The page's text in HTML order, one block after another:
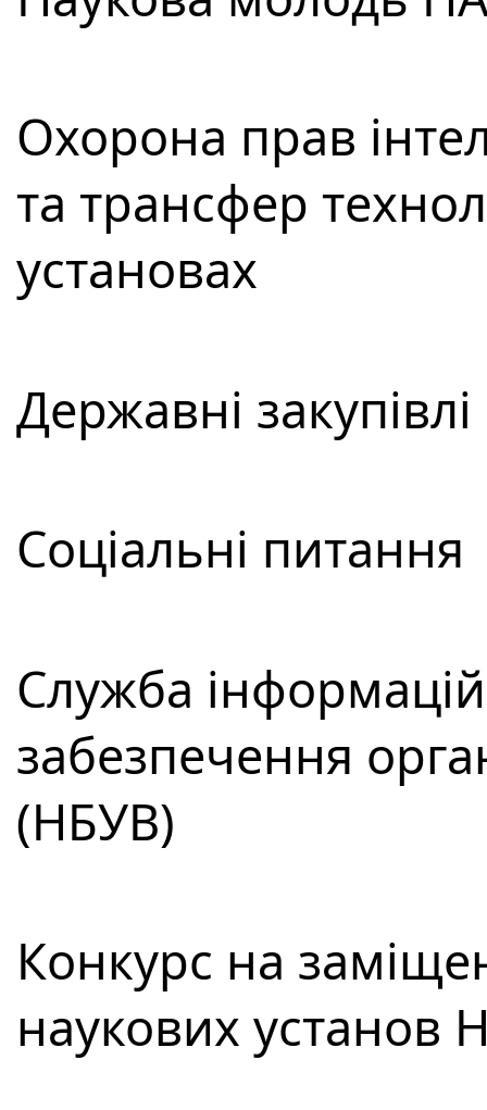
Охорона прав
та трансфер
установах
Державні закупівлі
Соціальні питання
Служба
забезпечення
(НБУВ)
Конкурс на
наукових установ